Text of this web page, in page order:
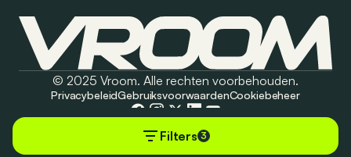
Filters 3
© 2025 Vroom. Alle rechten voorbehouden.
PrivacybeleidGebruiksvoorwaardenCookiebeheer